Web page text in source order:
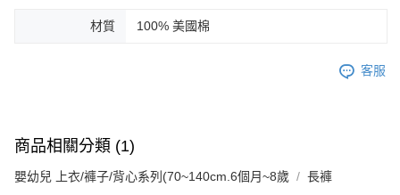
材質 100% 美國棉
客服
商品相關分類 (1)
嬰幼兒 上衣/褲子/背心系列(70~140cm.6個月~8歲 長褲